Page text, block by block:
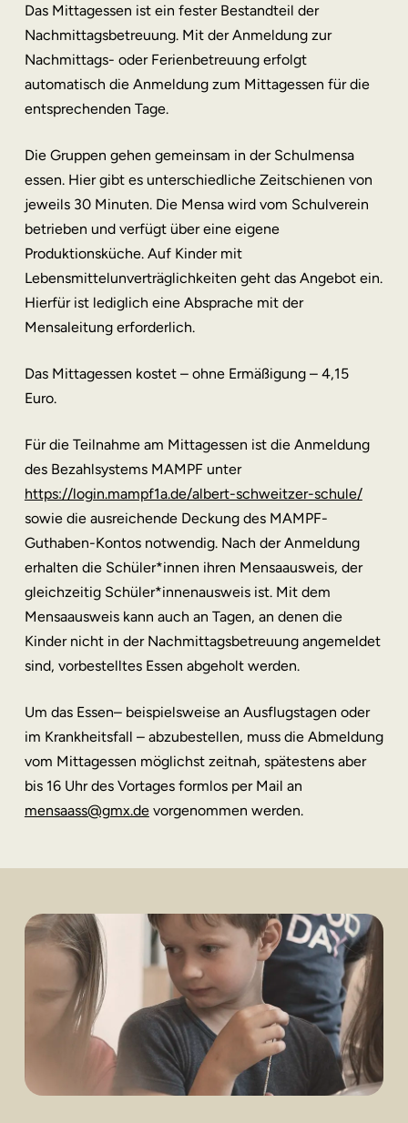
Das Mittagessen ist ein fester Bestandteil der
Nachmittagsbetreuung. Mit der Anmeldung zur
Nachmittags- oder Ferienbetreuung erfolgt
automatisch die Anmeldung zum Mittagessen für die
entsprechenden Tage.
Die Gruppen gehen gemeinsam in der Schulmensa
essen. Hier gibt es unterschiedliche Zeitschienen von
jeweils 30 Minuten. Die Mensa wird vom Schulverein
betrieben und verfügt über eine eigene
Produktionsküche. Auf Kinder mit
Lebensmittelunverträglichkeiten geht das Angebot ein.
Hierfür ist lediglich eine Absprache mit der
Mensaleitung erforderlich.
Das Mittagessen kostet – ohne Ermäßigung – 4,15
Euro.
Für die Teilnahme am Mittagessen ist die Anmeldung
des Bezahlsystems MAMPF unter
https://login.mampf1a.de/albert-schweitzer-schule/
sowie die ausreichende Deckung des MAMPF-
Guthaben-Kontos notwendig. Nach der Anmeldung
erhalten die Schüler*innen ihren Mensaausweis, der
gleichzeitig Schüler*innenausweis ist. Mit dem
Mensaausweis kann auch an Tagen, an denen die
Kinder nicht in der Nachmittagsbetreuung angemeldet
sind, vorbestelltes Essen abgeholt werden.
Um das Essen– beispielsweise an Ausflugstagen oder
im Krankheitsfall – abzubestellen, muss die Abmeldung
vom Mittagessen möglichst zeitnah, spätestens aber
bis 16 Uhr des Vortages formlos per Mail an
mensaass@gmx.devorgenommen werden.